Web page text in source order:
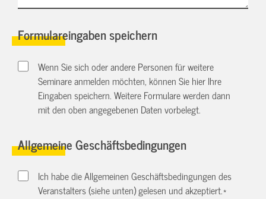
Formulareingaben speichern
Wenn Sie sich oder andere Personen für weitere
Seminare anmelden möchten, können Sie hier Ihre
Eingaben speichern. Weitere Formulare werden dann
mit den oben angegebenen Daten vorbelegt.
Allgemeine Geschäftsbedingungen
Ich habe die Allgemeinen Geschäftsbedingungen des
Veranstalters (siehe unten) gelesen und akzeptiert.*